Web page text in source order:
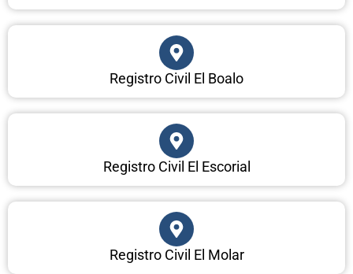
Registro Civil El Boalo
Registro Civil El Escorial
Registro Civil El Molar